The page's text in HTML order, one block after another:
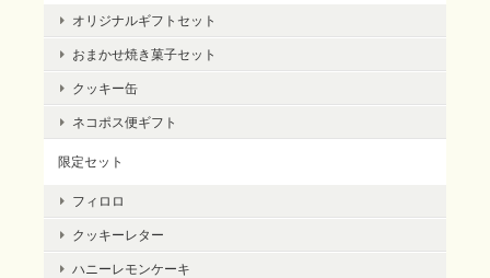
オリジナルギフトセット
おまかせ焼き菓子セット
クッキー缶
ネコポス便ギフト
限定セット
フィロロ
クッキーレター
ハニーレモンケーキ